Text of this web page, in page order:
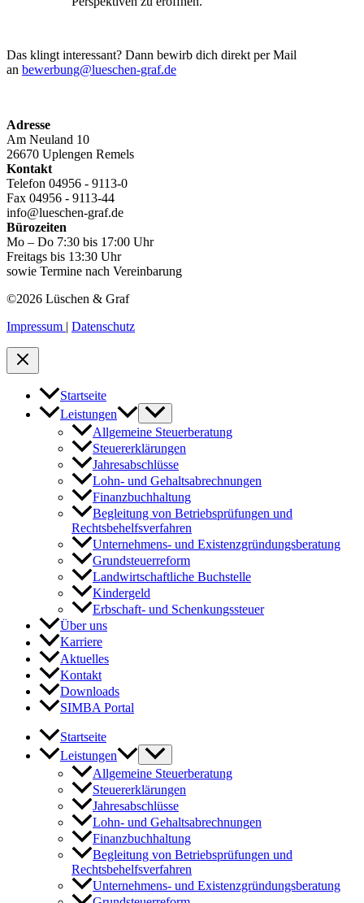
Das klingt interessant? Dann bewirb dich direkt per Mail
an bewerbung@lueschen-graf.de
Adresse
Am Neuland 10
26670 Uplengen Remels
Kontakt
Telefon 04956 - 9113-0
Fax 04956 - 9113-44
info@lueschen-graf.de
Bürozeiten
Mo – Do 7:30 bis 17:00 Uhr
Freitags bis 13:30 Uhr
sowie Termine nach Vereinbarung
©2026 Lüschen & Graf
Impressum | Datenschutz
Startseite
Leistungen
Allgemeine Steuerberatung
Steuererklärungen
Jahresabschlüsse
Lohn- und Gehaltsabrechnungen
Finanzbuchhaltung
Begleitung von Betriebsprüfungen und
Rechtsbehelfsverfahren
Unternehmens- und Existenzgründungsberatung
Grundsteuerreform
Landwirtschaftliche Buchstelle
Kindergeld
Erbschaft- und Schenkungssteuer
Über uns
Karriere
Aktuelles
Kontakt
Downloads
SIMBA Portal
Startseite
Leistungen
Allgemeine Steuerberatung
Steuererklärungen
Jahresabschlüsse
Lohn- und Gehaltsabrechnungen
Finanzbuchhaltung
Begleitung von Betriebsprüfungen und
Rechtsbehelfsverfahren
Unternehmens- und Existenzgründungsberatung